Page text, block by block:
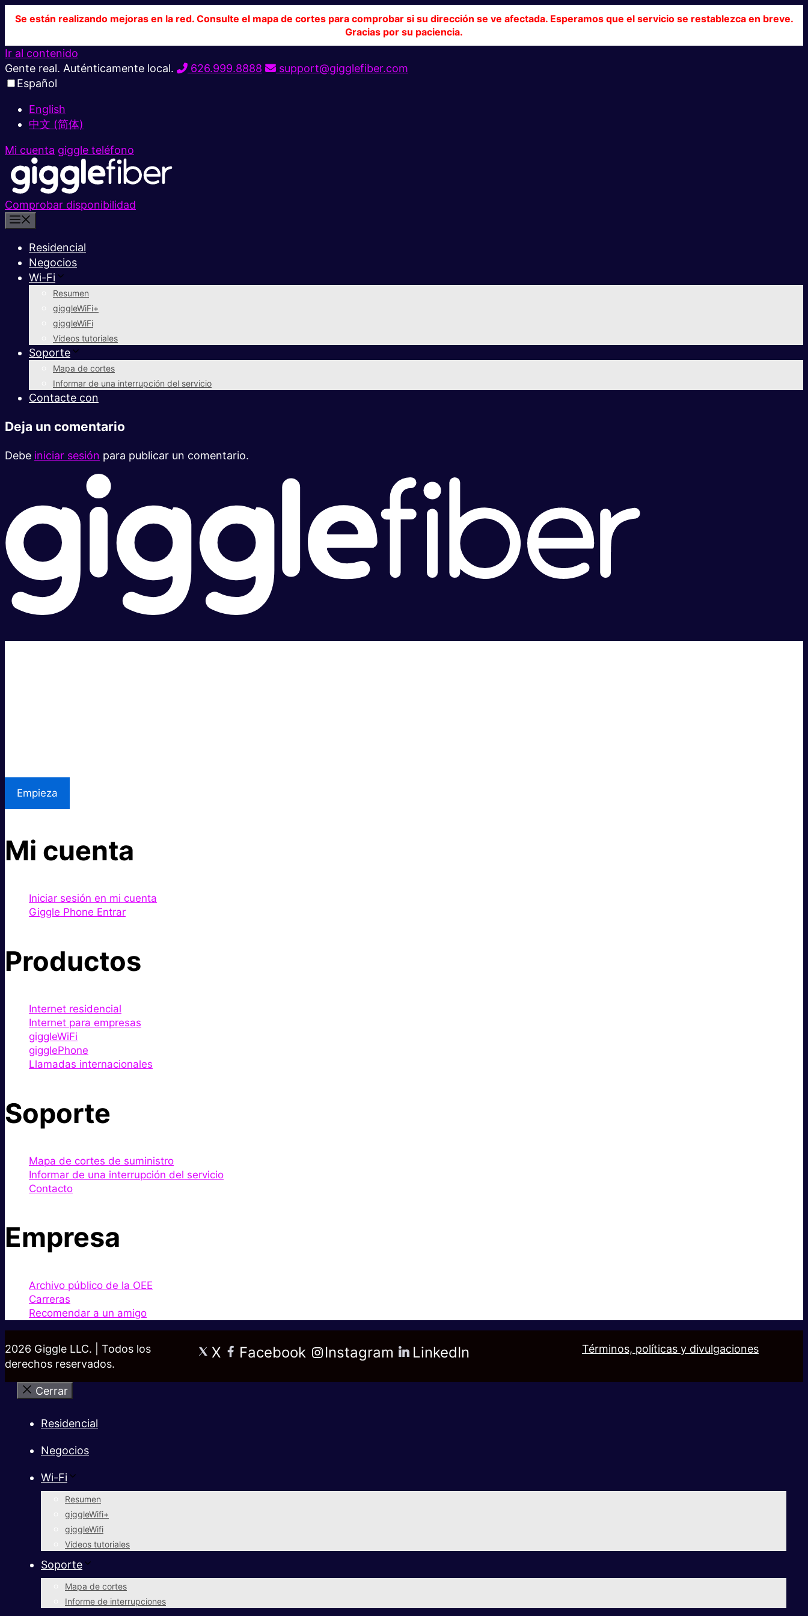
Se están realizando mejoras en la red. Consulte el mapa de cortes para comprobar si su dirección se ve afectada. Esperamos que el servicio se restablezca en breve.
Gracias por su paciencia.
Ir al contenido
Gente real. Auténticamente local.
626.999.8888
support@gigglefiber.com
Español
English
中文 (简体)
Mi cuenta giggle teléfono
Comprobar disponibilidad
Residencial
Negocios
Wi-Fi
Resumen
giggleWiFi+
giggleWiFi
Vídeos tutoriales
Soporte
Mapa de cortes
Informar de una interrupción del servicio
Contacte con
Deja un comentario
Debe iniciar sesión para publicar un comentario.
Empieza
Mi cuenta
Iniciar sesión en mi cuenta
Giggle Phone Entrar
Productos
Internet residencial
Internet para empresas
giggleWiFi
gigglePhone
Llamadas internacionales
Soporte
Mapa de cortes de suministro
Informar de una interrupción del servicio
Contacto
Empresa
Archivo público de la OEE
Carreras
Recomendar a un amigo
2026 Giggle LLC. | Todos los
derechos reservados.
X Facebook Instagram LinkedIn Términos, políticas y divulgaciones
Cerrar
Residencial
Negocios
Wi-Fi
Resumen
giggleWifi+
giggleWifi
Vídeos tutoriales
Soporte
Mapa de cortes
Informe de interrupciones